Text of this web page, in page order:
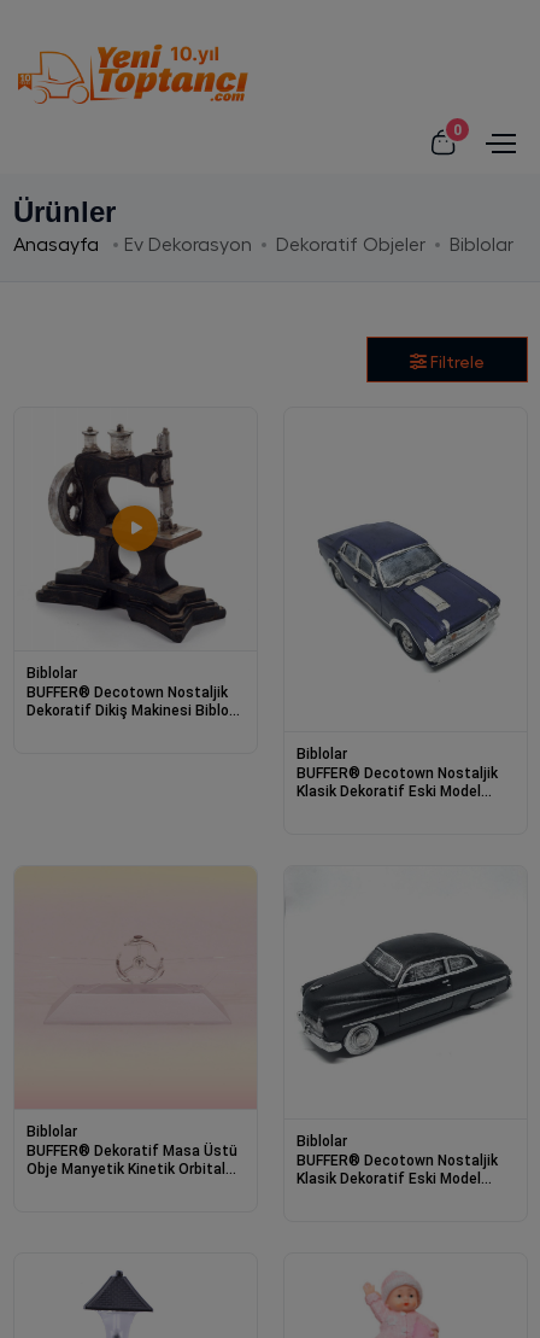
0
Ürünler
Anasayfa Ev Dekorasyon Dekoratif Objeler Biblolar
Filtrele
Biblolar
BUFFER® Decotown Nostaljik
Dekoratif Dikiş Makinesi Biblo
Biblolar
BUFFER® Decotown Nostaljik
Klasik Dekoratif Eski Model
Biblolar
BUFFER® Dekoratif Masa Üstü
Obje Manyetik Kinetik Orbital
Biblolar
BUFFER® Decotown Nostaljik
Klasik Dekoratif Eski Model